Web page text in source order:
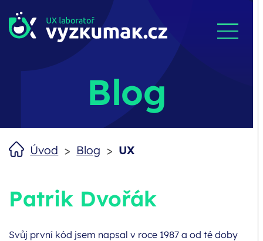
Blog
Úvod > Blog > UX
Author:
Patrik Dvořák
Svůj první kód jsem napsal v roce 1987 a od té doby